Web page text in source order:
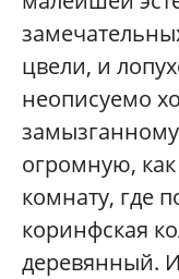
цвели, и
неописуемо
огромную, как
комнату, где
коринфская
деревянный.